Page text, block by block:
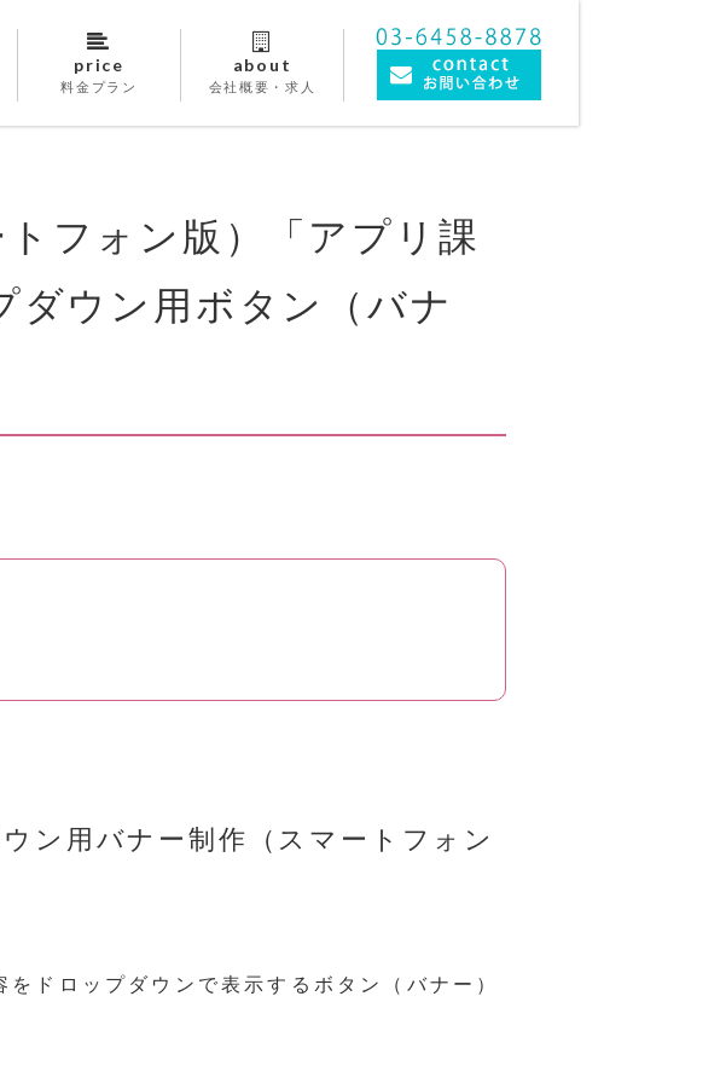
price
料金プラン
about
会社概要・求人
フォン版）「アプリ課
ダウン用ボタン（バナ
ン用バナー制作
（スマートフォン
ドロップダウンで表示するボタン（バナー）